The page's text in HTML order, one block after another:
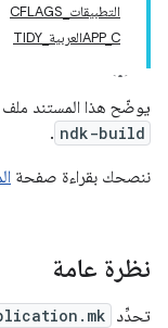
التطبيقات_CFLAGS
APP_Cالعربية_TIDY
يوضّح هذا المستند ملف
ndk-build
.
ننصحك بقراءة صفحة
نظرة عامة
تحدِّد